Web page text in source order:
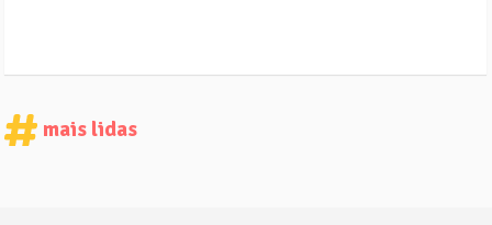
mais lidas